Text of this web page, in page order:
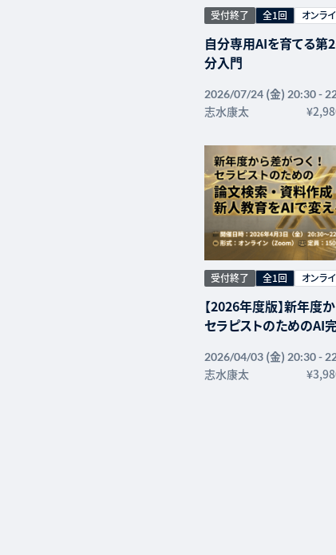
受付終了 全1回 オンラ
自分専用AIを育てる第
分入門
2026/07/24 (金) 20:30 -
志水康太
受付終了 全1回 オンラ
【2026年度版】新年度か
セラピストのためのAI
変える2時間 —
2026/04/03 (金) 20:30 -
志水康太